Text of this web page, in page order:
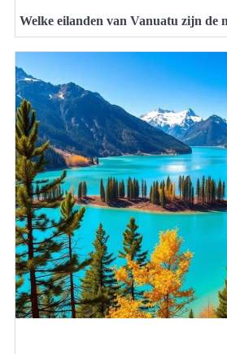
Welke eilanden van Vanuatu zijn de